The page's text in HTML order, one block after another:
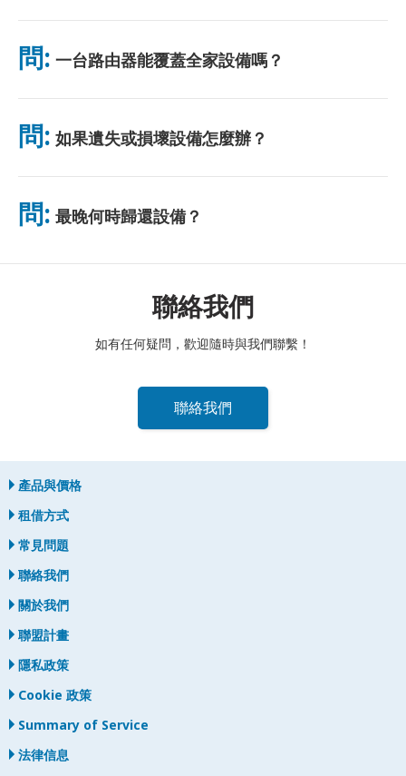
可以。機場可當天取貨。飯店配送一般隔日送達。若不確定，請聯
問: 一台路由器能覆蓋全家設備嗎？
可以。最多可連接 10 台裝置（手機、平板、電腦）。電池續航力
並附贈免費行動電源。
問: 如果遺失或損壞設備怎麼辦？
您可以在結帳時添加保險，以涵蓋遺失或損壞的情況。如果沒有保
我們將協助您保持連線。
問: 最晚何時歸還設備？
聯絡我們
如有任何疑問，歡迎隨時與我們聯繫！
聯絡我們
產品與價格
租借方式
常見問題
聯絡我們
關於我們
聯盟計畫
隱私政策
Cookie 政策
Summary of Service
法律信息